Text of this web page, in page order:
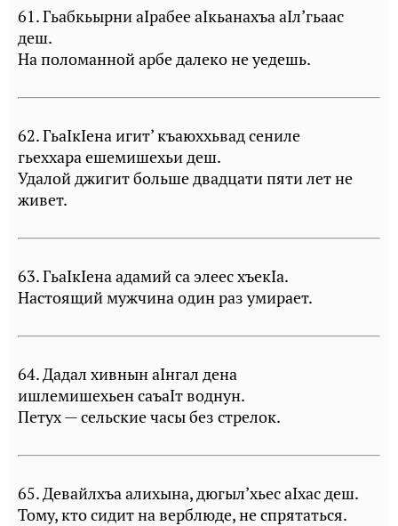
61. Гьабкьырни аIрабее аIкьанахъа аIл’гьаас
деш.
На поломанной арбе далеко не уедешь.
62. ГьаIкIена игит’ къаюххьвад сениле
гьеххара ешемишехьи деш.
Удалой джигит больше двадцати пяти лет не
живет.
63. ГьаIкIена адамий са элеес хъекIа.
Настоящий мужчина один раз умирает.
64. Дадал хивнын аIнгал дена
ишлемишехьен саъаIт воднун.
Петух — сельские часы без стрелок.
65. Девайлхъа алихына, дюгыл’хьес аIхас деш.
Тому, кто сидит на верблюде, не спрятаться.